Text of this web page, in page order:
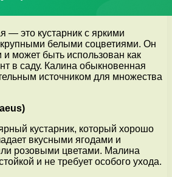
— это кустарник с яркими
белыми соцветиями. Он
и может быть использован как
в саду. Калина обыкновенная
источником для множества
кустарник, который хорошо
вкусными ягодами и
розовыми цветами. Малина
и не требует особого ухода.